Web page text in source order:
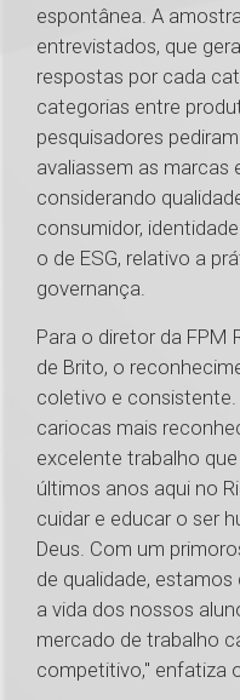
espontânea. A
entrevistados, que
respostas por cada
categorias entre
pesquisadores
avaliassem as marcas
considerando
consumidor,
o de ESG, relativo a
governança.
Para o diretor da FPM
de Brito, o
coletivo e
cariocas mais
excelente trabalho
últimos anos aqui no
cuidar e educar o ser
Deus. Com um
de qualidade,
a vida dos nossos
mercado de trabalho
competitivo," enfatiza